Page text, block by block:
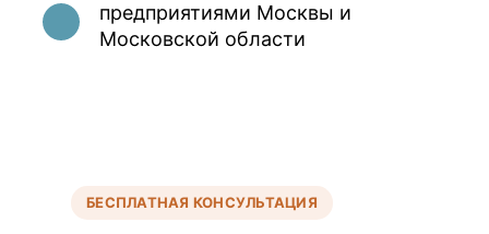
предприятиями Москвы и
Московской области
БЕСПЛАТНАЯ КОНСУЛЬТАЦИЯ